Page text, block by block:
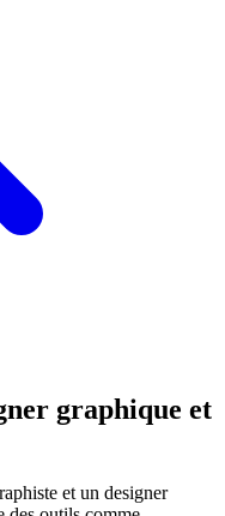
graphique et
et un designer